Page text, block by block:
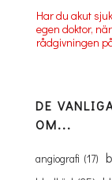
Har du akut
egen doktor,
rådgivningen
DE
OM...
angiografi (17)